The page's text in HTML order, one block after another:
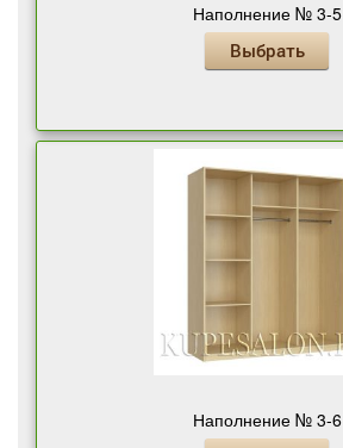
Наполнение № 3-5
Выбрать
Наполнение № 3-6